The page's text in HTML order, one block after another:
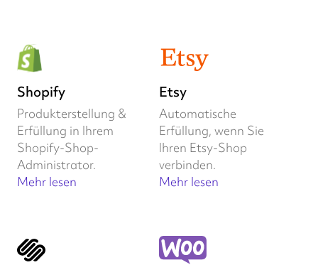
Shopify
Produkterstellung &
Erfüllung in Ihrem
Shopify-Shop-
Administrator.
Mehr lesen
Etsy
Automatische
Erfüllung, wenn Sie
Ihren Etsy-Shop
verbinden.
Mehr lesen